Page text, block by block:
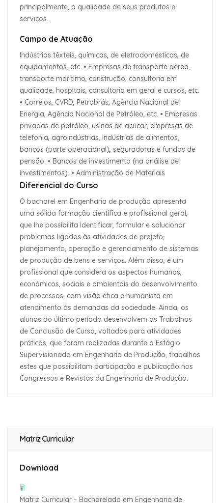
principalmente, a qualidade de seus produtos e
serviços.
Campo de Atuação
Indústrias têxteis, químicas, de eletrodomésticos, de
equipamentos, etc. • Empresas de transporte aéreo,
transporte marítimo, construção, consultoria em
qualidade, hospitais, consultoria em geral e cursos, etc.
• Correios, CVRD, Petrobrás, Agência Nacional de
Energia, Agência Nacional de Petróleo, etc. • Empresas
privadas de petróleo, usinas de açúcar, empresas de
telefonia, agroindústrias, indústrias de alimentos,
bancos (parte operacional), seguradoras e fundos de
pensão. • Bancos de investimento (na análise de
investimentos). • Administração de Materiais
Diferencial do Curso
O bacharel em Engenharia de produção apresenta
uma sólida formação científica e profissional geral,
que lhe possibilita identificar, formular e solucionar
problemas ligados às atividades de projeto,
planejamento, operação e gerenciamento de sistemas
de produção de bens e serviços. Além disso, é um
profissional que considera os aspectos humanos,
econômicos, sociais e ambientais do desenvolvimento
de processos, com visão ética e humanista em
atendimento às demandas da sociedade. Ainda, os
alunos do último período desenvolvem os Trabalhos
de Conclusão de Curso, voltados para atividades
práticas, que foram realizadas durante o Estágio
Supervisionado em Engenharia de Produção, trabalhos
estes que possibilitam participação e publicação nos
Congressos e Revistas da Engenharia de Produção.
Matriz Curricular
Download
Matriz Curricular – Bacharelado em Engenharia de